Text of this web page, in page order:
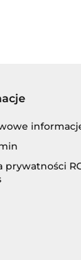
prywatności